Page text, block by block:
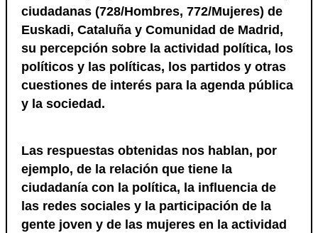
ciudadanas (728/Hombres, 772/Mujeres) de
Euskadi, Cataluña y Comunidad de Madrid,
su percepción sobre la actividad política, los
políticos y las políticas, los partidos y otras
cuestiones de interés para la agenda pública
y la sociedad.
Las respuestas obtenidas nos hablan, por
ejemplo, de la relación que tiene la
ciudadanía con la política, la influencia de
las redes sociales y la participación de la
gente joven y de las mujeres en la actividad